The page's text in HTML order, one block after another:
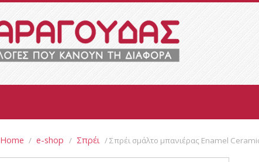
Home / e-shop / Σπρέι / Σπρέι σμάλτο μπανιέρας Enamel